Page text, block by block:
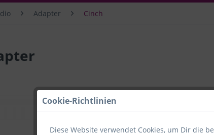
Adapter Cinch
Cookie-Richtlinien
Diese Website verwendet Cookies, um Dir die